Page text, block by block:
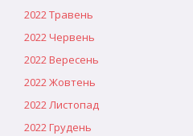
2022 Травень
2022 Червень
2022 Вересень
2022 Жовтень
2022 Листопад
2022 Грудень